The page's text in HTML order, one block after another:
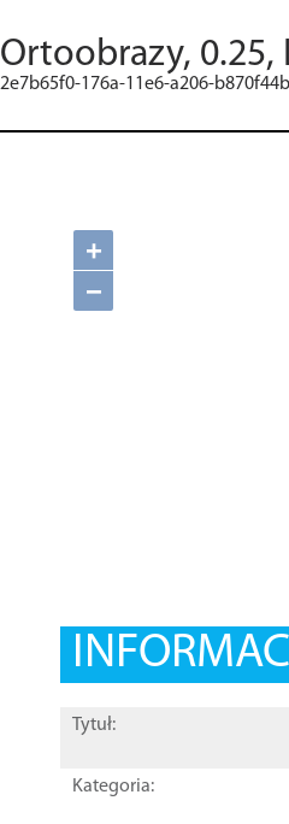
Ortoobrazy, 0.25,
2e7b65f0-176a-11e6-a206-
+
−
Tytuł:
Kategoria: